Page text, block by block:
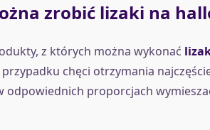
zrobić lizaki na
z których można wykonać
chęci otrzymania
odpowiednich proporcjach